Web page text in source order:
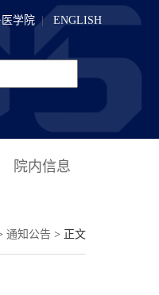
学院 | ENGLISH
院内信息
通知公告 > 正文